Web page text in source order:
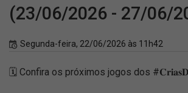
(23/06/2026 - 27/06/
Segunda-feira, 22/06/2026 às 11h42
🗓️ Confira os próximos jogos dos